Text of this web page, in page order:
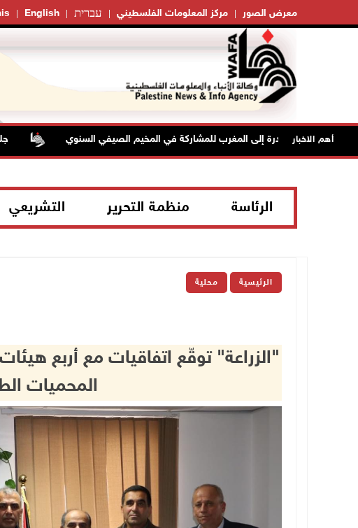
English עברית مركز المعلومات الفلسطيني معرض الصور
أهم الاخبار جلسة
الرئاسة منظمة التحرير التشريعي
الرئيسية محلية
"الزراعة" توقّع اتفاقيات مع أربع
المحميات